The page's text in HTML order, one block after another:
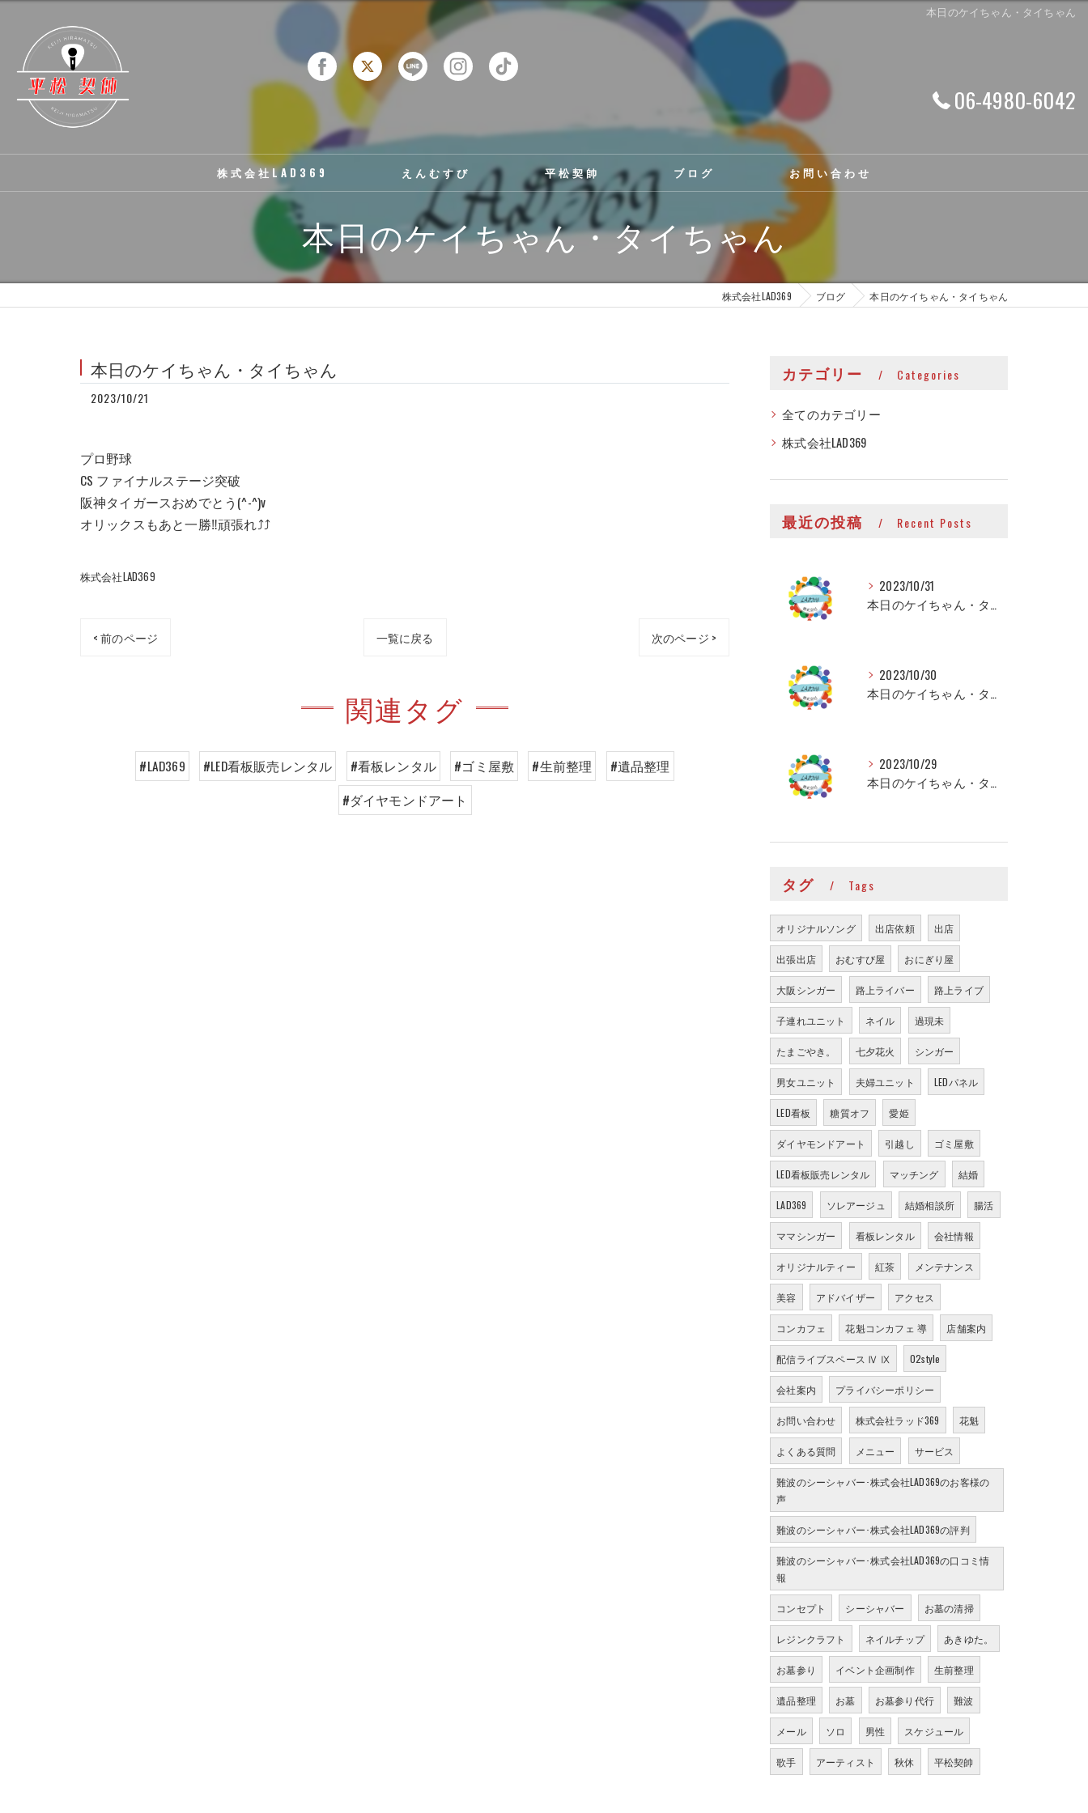
本日のケイちゃん・タイちゃん
06-4980-6042
株式会社LAD369 えんむすび 平松契帥 ブログ お問い合わせ
本日のケイちゃん・タイちゃん
株式会社LAD369 ブログ 本日のケイちゃん・タイちゃん
本日のケイちゃん・タイちゃん
2023/10/21
プロ野球
CS ファイナルステージ突破
阪神タイガースおめでとう(^-^)v
オリックスもあと一勝‼︎頑張れ⤴︎⤴︎
株式会社LAD369
< 前のページ 一覧に戻る 次のページ >
関連タグ
#LAD369 #LED看板販売レンタル #看板レンタル #ゴミ屋敷 #生前整理
#遺品整理
#ダイヤモンドアート
カテゴリー Categories
全てのカテゴリー
株式会社LAD369
最近の投稿 Recent Posts
2023/10/31
本日のケイちゃん・タイちゃん
2023/10/30
本日のケイちゃん・タイちゃん
2023/10/29
本日のケイちゃん・タイちゃん
タグ Tags
オリジナルソング 出店依頼 出店
出張出店 おむすび屋 おにぎり屋
大阪シンガー 路上ライバー 路上ライブ
子連れユニット ネイル 過現未
たまごやき。 七夕花火 シンガー
男女ユニット 夫婦ユニット LEDパネル
LED看板 糖質オフ 愛姫
ダイヤモンドアート 引越し ゴミ屋敷
LED看板販売レンタル マッチング 結婚
LAD369 ソレアージュ 結婚相談所 腸活
ママシンガー 看板レンタル 会社情報
オリジナルティー 紅茶 メンテナンス
美容 アドバイザー アクセス
コンカフェ 花魁コンカフェ 導 店舗案内
配信ライブスペース Ⅳ Ⅸ 02style
会社案内 プライバシーポリシー
お問い合わせ 株式会社ラッド369 花魁
よくある質問 メニュー サービス
難波のシーシャバー･株式会社LAD369のお客様の
声
難波のシーシャバー･株式会社LAD369の評判
難波のシーシャバー･株式会社LAD369の口コミ情
報
コンセプト シーシャバー お墓の清掃
レジンクラフト ネイルチップ あきゆた。
お墓参り イベント企画制作 生前整理
遺品整理 お墓 お墓参り代行 難波
メール ソロ 男性 スケジュール
歌手 アーティスト 秋休 平松契帥